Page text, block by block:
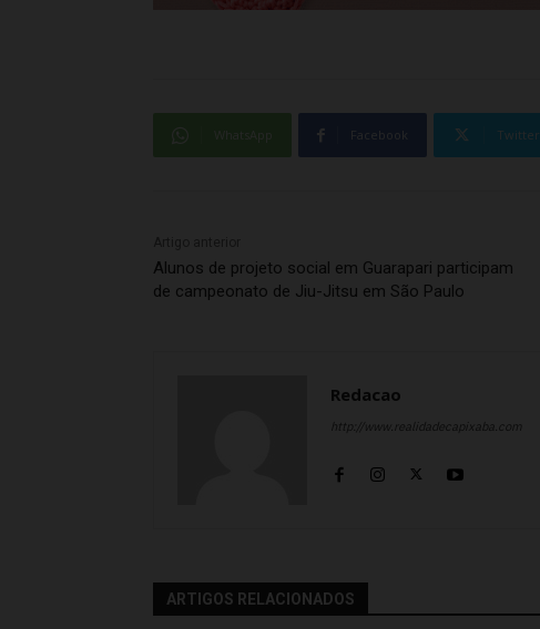
Facebook Twitter
Alunos de projeto social em Guarapari participam
de campeonato de Jiu-Jitsu em São Paulo
Redacao
http://www.realidadecapixaba.com
ARTIGOS RELACIONADOS